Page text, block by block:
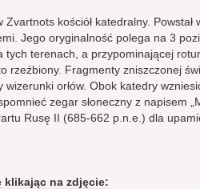
kościół katedralny. Powstał
Jego oryginalność polega na 3
tych terenach, a przypominającej
rzeźbiony. Fragmenty zniszczonej
orłów. Obok katedry
zegar słoneczny z napisem
Rusę II (685-662 p.n.e.) dla
klikając na zdjęcie: